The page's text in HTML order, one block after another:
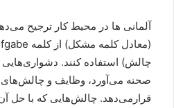
چالش) استفاده ‌کنند.
صحنه می‌آورد، وظایف و چالش‌های
قرارمی‌دهد. چالش‌هایی که با حل